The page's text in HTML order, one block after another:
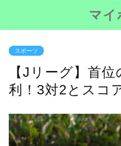
マイ
スポーツ
【Jリーグ】首
利！3対2とスコ